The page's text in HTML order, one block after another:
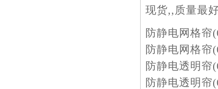
现货,,质量最
防静电网格帘
防静电网格帘
防静电透明帘
防静电透明帘